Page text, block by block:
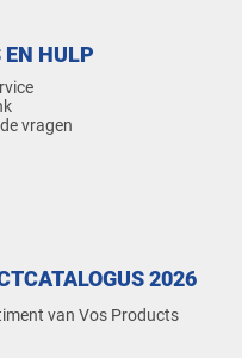
EN HULP
vragen
2026
van Vos Products